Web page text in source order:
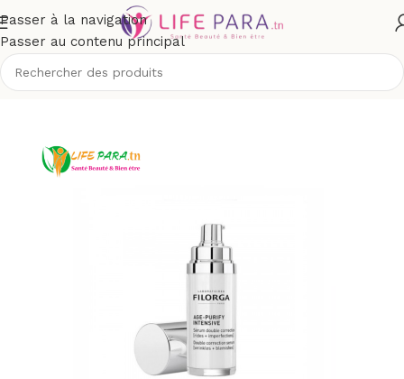
Passer à la navigation
Passer au contenu principal
/Visage/Soins anti-âge et anti-rides/Sérum Anti-âge